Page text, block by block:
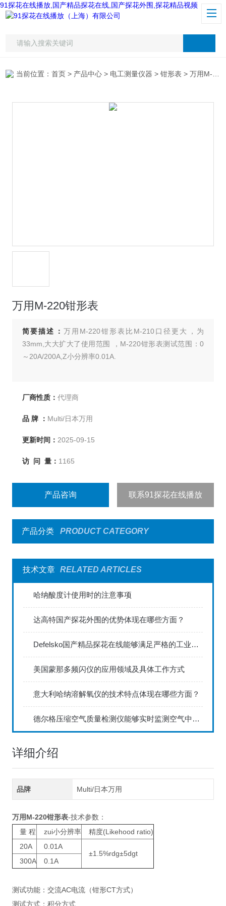
91探花在线播放,国产精品探花在线,国产探花外围,探花精品视频
当前位置：首页 > 产品中心 > 电工测量仪器 >钳形表 > 万用M-220钳形表
万用M-220钳形表
简要描述： 万用M-220钳形表比M-210口径更大，为
33mm,大大扩大了使用范围 ，M-220钳形表测试范围：0
～20A/200A,Z小分辨率0.01A.
厂商性质： 代理商
品 牌 ： Multi/日本万用
更新时间： 2025-09-15
访 问 量： 1165
产品咨询 联系91探花在线播放
产品分类 PRODUCT CATEGORY
技术文章 RELATED ARTICLES
哈纳酸度计使用时的注意事项
达高特国产探花外围的优势体现在哪些方面？
Defelsko国产精品探花在线能够满足严格的工业标准
美国蒙那多频闪仪的应用领域及具体工作方式
意大利哈纳溶解氧仪的技术特点体现在哪些方面？
德尔格压缩空气质量检测仪能够实时监测空气中的污染物浓度
详细介绍
品牌 Multi/日本万用
万用M-220钳形表-技术参数：
量 程
zui小分辨率 精度(Likehood ratio)
20A
0.01A
±1.5%rdg±5dgt
300A 0.1A
测试功能：交流AC电流（钳形CT方式）
测试方式：积分方式